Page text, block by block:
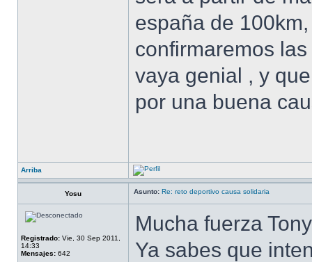
españa de
confirmaremos
vaya genial , y
por una buena
Arriba
Yosu Asunto: Re: reto deportivo causa solidaria
Registrado: Vie, 30 Sep 2011,
14:33
Mensajes: 642
Mucha fuerza
Ya sabes que